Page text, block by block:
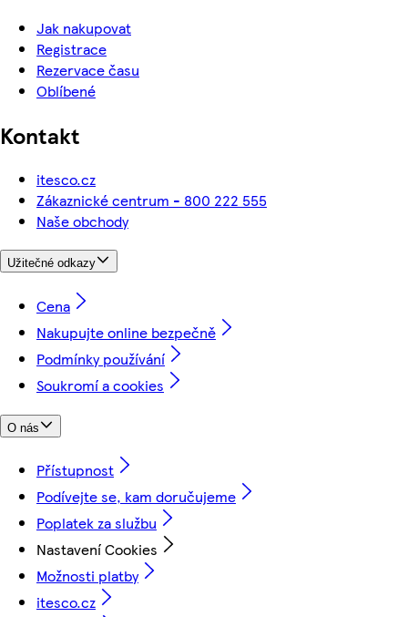
Jak nakupovat
Registrace
Rezervace času
Oblíbené
Kontakt
itesco.cz
Zákaznické centrum - 800 222 555
Naše obchody
Užitečné odkazy
Cena
Nakupujte online bezpečně
Podmínky používání
Soukromí a cookies
O nás
Přístupnost
Podívejte se, kam doručujeme
Poplatek za službu
Nastavení Cookies
Možnosti platby
itesco.cz